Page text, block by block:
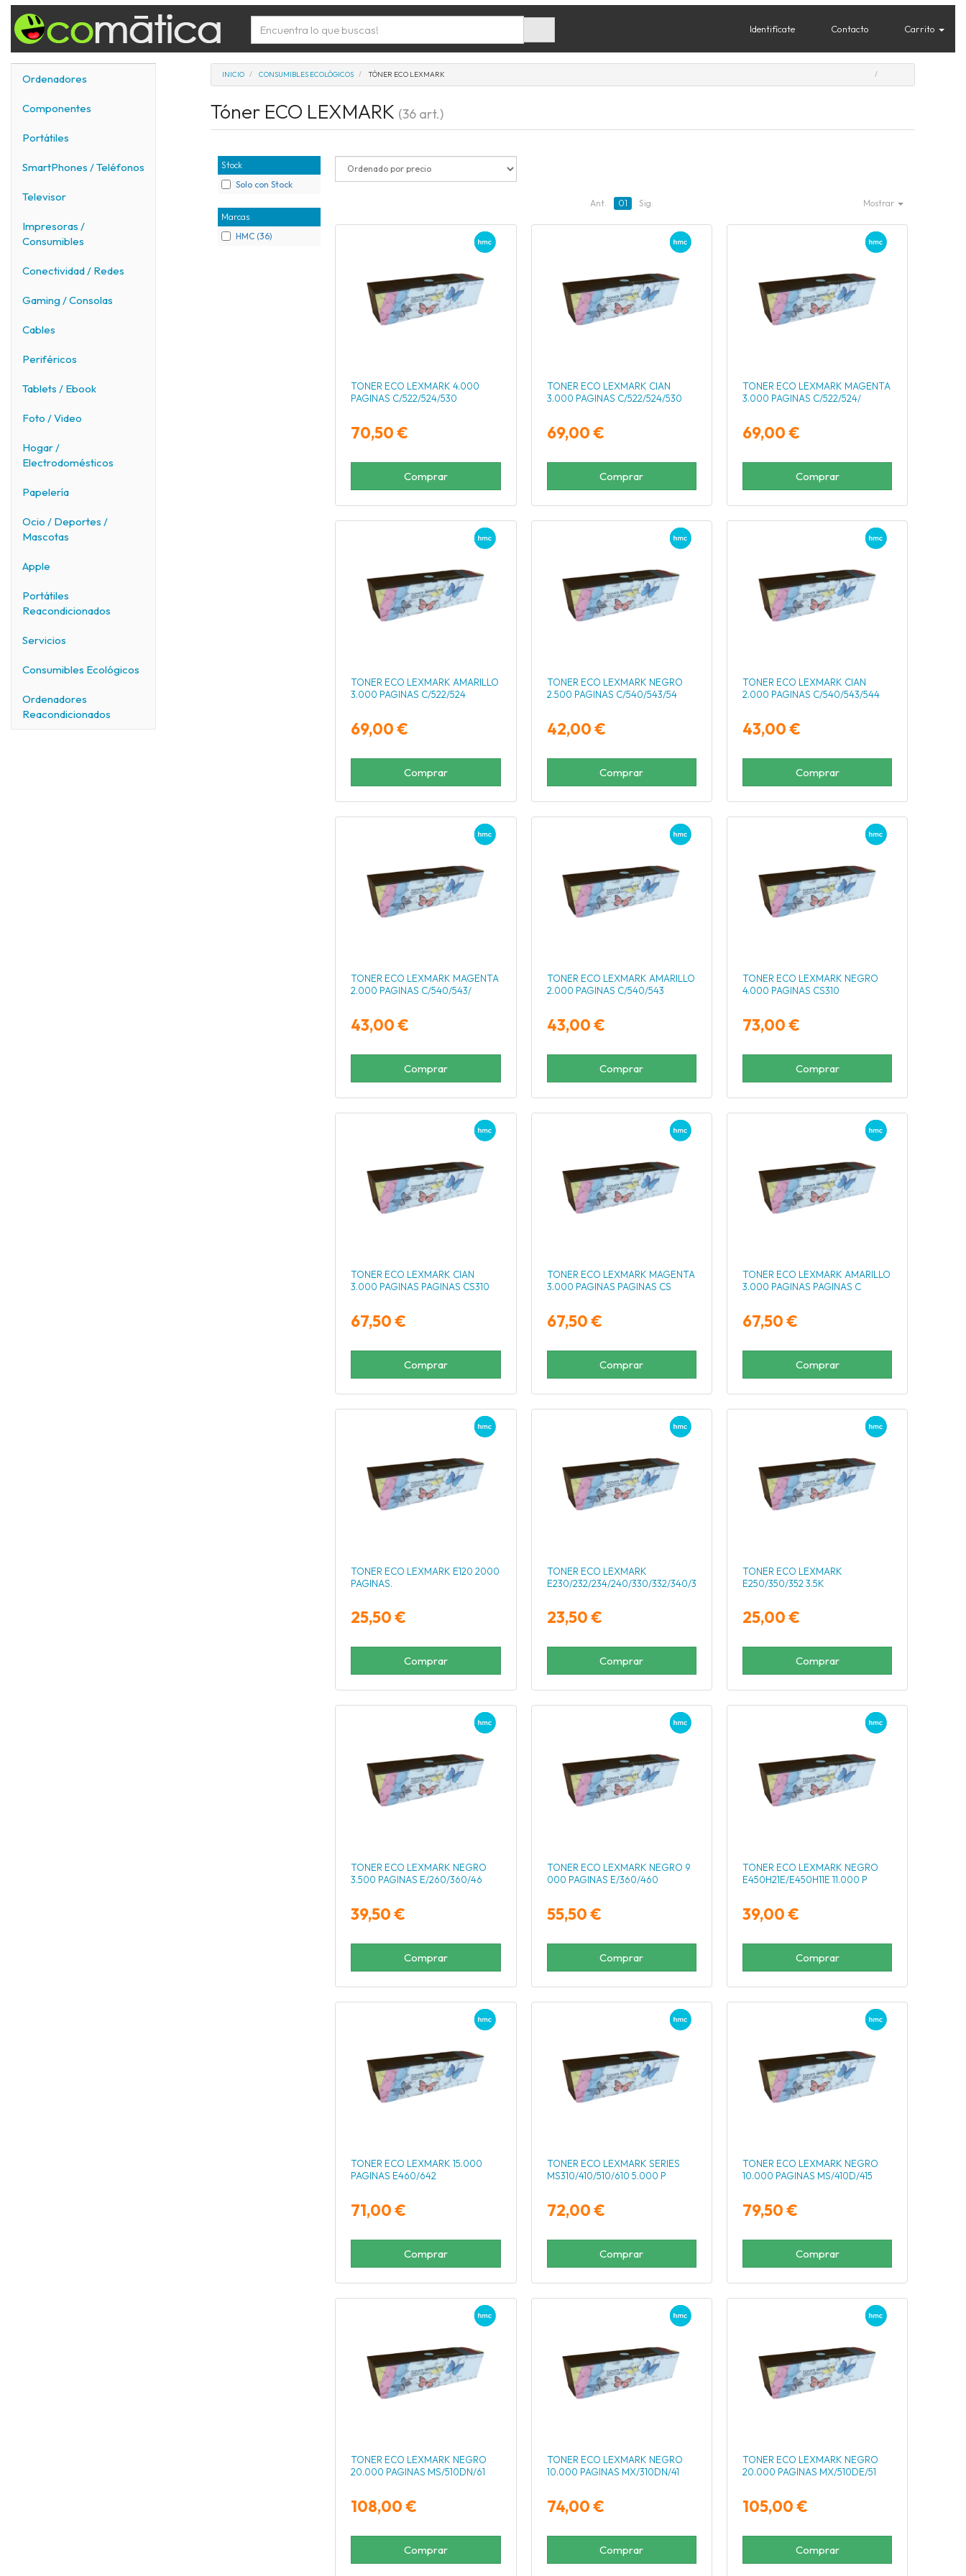
Identifícate Contacto Carrito
Ordenadores
Componentes
Portátiles
SmartPhones / Teléfonos
Televisor
Impresoras /
Consumibles
Conectividad / Redes
Gaming / Consolas
Cables
Periféricos
Tablets / Ebook
Foto / Video
Hogar /
Electrodomésticos
Papelería
Ocio / Deportes /
Mascotas
Apple
Portátiles
Reacondicionados
Servicios
Consumibles Ecológicos
Ordenadores
Reacondicionados
INICIO CONSUMIBLES ECOLÓGICOS TÓNER ECO LEXMARK
Tóner ECO LEXMARK (36 art.)
Stock
Solo con Stock
Marcas
HMC (36)
Ant. 01 Sig. Mostrar
TONER ECO LEXMARK 4.000
PAGINAS C/522/524/530
70,50 €
Comprar
TONER ECO LEXMARK CIAN
3.000 PAGINAS C/522/524/530
69,00 €
Comprar
TONER ECO LEXMARK MAGENTA
3.000 PAGINAS C/522/524/
69,00 €
Comprar
TONER ECO LEXMARK AMARILLO
3.000 PAGINAS C/522/524
69,00 €
Comprar
TONER ECO LEXMARK NEGRO
2.500 PAGINAS C/540/543/54
42,00 €
Comprar
TONER ECO LEXMARK CIAN
2.000 PAGINAS C/540/543/544
43,00 €
Comprar
TONER ECO LEXMARK MAGENTA
2.000 PAGINAS C/540/543/
43,00 €
Comprar
TONER ECO LEXMARK AMARILLO
2.000 PAGINAS C/540/543
43,00 €
Comprar
TONER ECO LEXMARK NEGRO
4.000 PAGINAS CS310
73,00 €
Comprar
TONER ECO LEXMARK CIAN
3.000 PAGINAS PAGINAS CS310
67,50 €
Comprar
TONER ECO LEXMARK MAGENTA
3.000 PAGINAS PAGINAS CS
67,50 €
Comprar
TONER ECO LEXMARK AMARILLO
3.000 PAGINAS PAGINAS C
67,50 €
Comprar
TONER ECO LEXMARK E120 2000
PAGINAS.
25,50 €
Comprar
TONER ECO LEXMARK
E230/232/234/240/330/332/340/342
23,50 €
Comprar
TONER ECO LEXMARK
E250/350/352 3.5K
25,00 €
Comprar
TONER ECO LEXMARK NEGRO
3.500 PAGINAS E/260/360/46
39,50 €
Comprar
TONER ECO LEXMARK NEGRO 9
000 PAGINAS E/360/460
55,50 €
Comprar
TONER ECO LEXMARK NEGRO
E450H21E/E450H11E 11.000 P
39,00 €
Comprar
TONER ECO LEXMARK 15.000
PAGINAS E460/642
71,00 €
Comprar
TONER ECO LEXMARK SERIES
MS310/410/510/610 5.000 P
72,00 €
Comprar
TONER ECO LEXMARK NEGRO
10.000 PAGINAS MS/410D/415
79,50 €
Comprar
TONER ECO LEXMARK NEGRO
20.000 PAGINAS MS/510DN/61
108,00 €
Comprar
TONER ECO LEXMARK NEGRO
10.000 PAGINAS MX/310DN/41
74,00 €
Comprar
TONER ECO LEXMARK NEGRO
20.000 PAGINAS MX/510DE/51
105,00 €
Comprar